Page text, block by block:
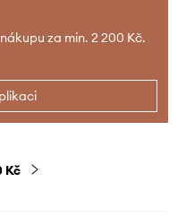
za min. 2 200 Kč.
Kč